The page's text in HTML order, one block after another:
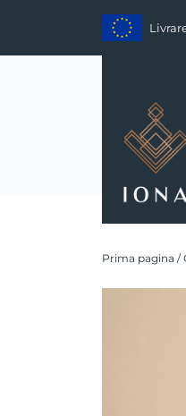
content
Prima pagina /